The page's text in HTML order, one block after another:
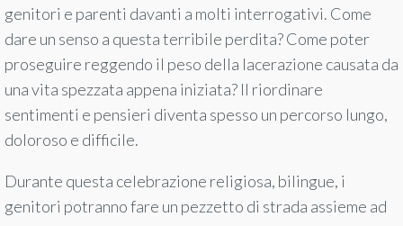
genitori e parenti davanti a molti interrogativi. Come
dare un senso a questa terribile perdita? Come poter
proseguire reggendo il peso della lacerazione causata da
una vita spezzata appena iniziata? Il riordinare
sentimenti e pensieri diventa spesso un percorso lungo,
doloroso e difficile.
Durante questa celebrazione religiosa, bilingue, i
genitori potranno fare un pezzetto di strada assieme ad